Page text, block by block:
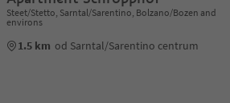
Steet/Stetto, Sarntal/Sarentino, Bolzano/Bozen and
environs
1.5 km od Sarntal/Sarentino centrum